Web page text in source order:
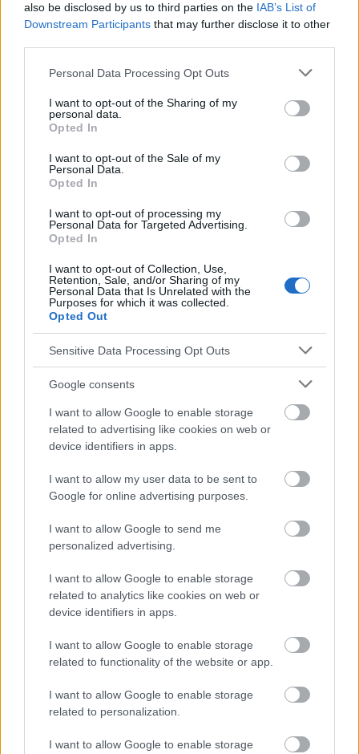
also be disclosed by us to third parties on the IAB’s List of
Downstream Participants that may further disclose it to other
Please note that this website/app uses one or more Google
not limited to your visit or usage behaviour. You may click to
grant or deny consent to Google and its third-party tags to
use your data for below specified purposes in below Google
consent section.
Personal Data Processing Opt Outs
I want to opt-out of the Sharing of my
personal data.
Opted In
I want to opt-out of the Sale of my
Personal Data.
Opted In
I want to opt-out of processing my
Personal Data for Targeted Advertising.
Opted In
I want to opt-out of Collection, Use,
Retention, Sale, and/or Sharing of my
Personal Data that Is Unrelated with the
Purposes for which it was collected.
Opted Out
Sensitive Data Processing Opt Outs
Google consents
I want to allow Google to enable storage
related to advertising like cookies on web or
device identifiers in apps.
I want to allow my user data to be sent to
Google for online advertising purposes.
I want to allow Google to send me
personalized advertising.
I want to allow Google to enable storage
related to analytics like cookies on web or
device identifiers in apps.
I want to allow Google to enable storage
related to functionality of the website or app.
I want to allow Google to enable storage
related to personalization.
I want to allow Google to enable storage
Beneficios de las frutas y hortalizas para la salud
Cocina casera Dieta-sana Diversificar la dieta
Educación nutricional Frutas y verduras de temporada
Hábitos alimentarios saludables Nutrición equilibrada
Planificación de comidas
Valores nutricionales Verduras y fruta en la dieta
français polskim
El contenido y los materiales de este sitio son de carácter
educativo e informativo. El editor y los redactores del sitio no son
responsables de los efectos de su aplicación. Antes de aplicar
con un médico.